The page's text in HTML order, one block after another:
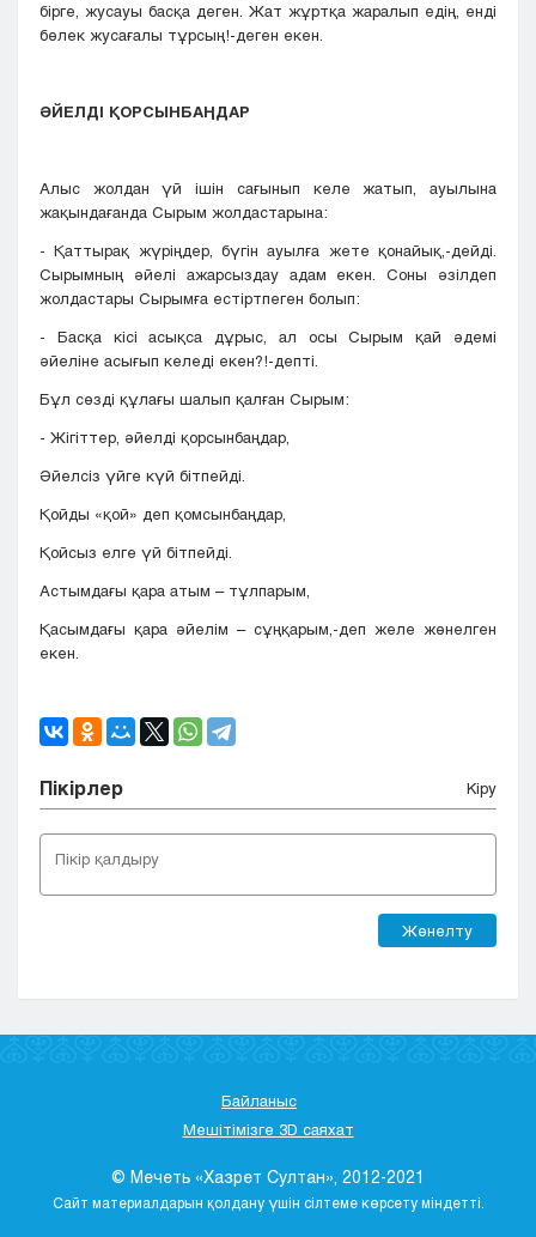
бірге, жусауы басқа деген. Жат жұртқа жаралып едің, енді
бөлек жусағалы тұрсың!-деген екен.
ӘЙЕЛДІ ҚОРСЫНБАҢДАР
Алыс жолдан үй ішін сағынып келе жатып, ауылына
жақындағанда Сырым жолдастарына:
- Қаттырақ жүріңдер, бүгін ауылға жете қонайық,-дейді.
Сырымның әйелі ажарсыздау адам екен. Соны әзілдеп
жолдастары Сырымға естіртпеген болып:
- Басқа кісі асықса дұрыс, ал осы Сырым қай әдемі
әйеліне асығып келеді екен?!-депті.
Бұл сөзді құлағы шалып қалған Сырым:
- Жігіттер, әйелді қорсынбаңдар,
Әйелсіз үйге күй бітпейді.
Қойды «қой» деп қомсынбаңдар,
Қойсыз елге үй бітпейді.
Астымдағы қара атым – тұлпарым,
Қасымдағы қара әйелім – сұңқарым,-деп желе жөнелген
екен.
Пікірлер Кіру
Жөнелту
Байланыс
Мешітімізге 3D саяхат
© Мечеть «Хазрет Султан», 2012-2021
Сайт материалдарын қолдану үшін сілтеме көрсету міндетті.